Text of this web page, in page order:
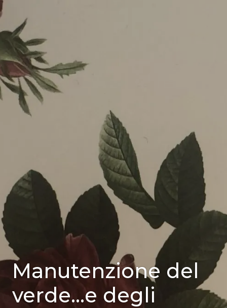
UNCATEGORIZED
Manutenzione del
verde…e degli